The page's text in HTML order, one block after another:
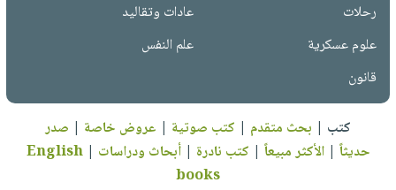
رحلات
عادات وتقاليد
علوم عسكرية
علم النفس
قانون
كتب | بحث متقدم | كتب صوتية | عروض خاصة | صدر
حديثاً |الأكثر مبيعاً | كتب نادرة |أبحاث ودراسات |
English
books